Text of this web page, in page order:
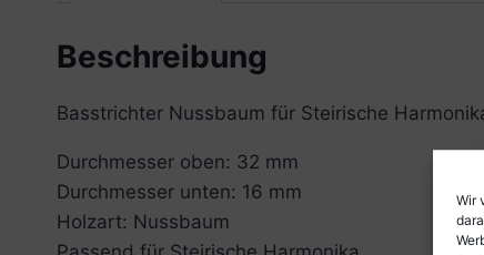
Wir
Beschreibung
Basstrichter Nussbaum für Steirische
Durchmesser oben: 32 mm
Durchmesser unten: 16 mm
Holzart: Nussbaum